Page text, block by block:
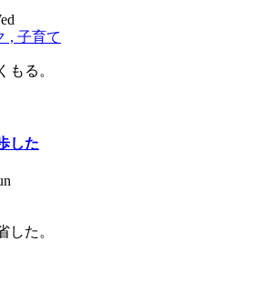
, 子育て
もる。
した
した。